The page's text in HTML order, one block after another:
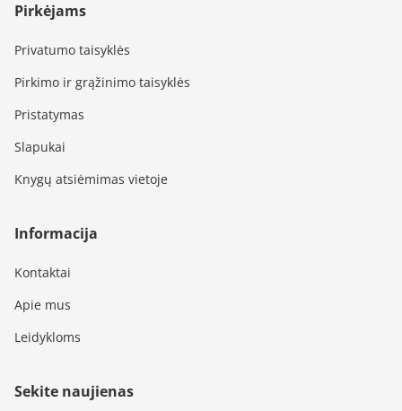
Pirkėjams
Privatumo taisyklės
Pirkimo ir grąžinimo taisyklės
Pristatymas
Slapukai
Knygų atsiėmimas vietoje
Informacija
Kontaktai
Apie mus
Leidykloms
Sekite naujienas